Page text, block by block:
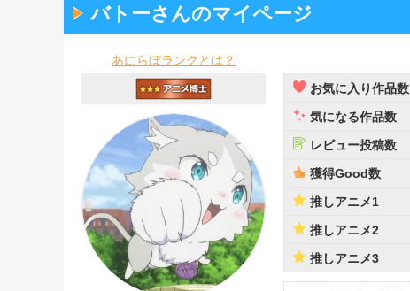
バトーさんのマイページ
あにらぼランクとは？
お気に入り作品数
気になる作品数
レビュー投稿数
獲得Good数
推しアニメ1
推しアニメ2
推しアニメ3